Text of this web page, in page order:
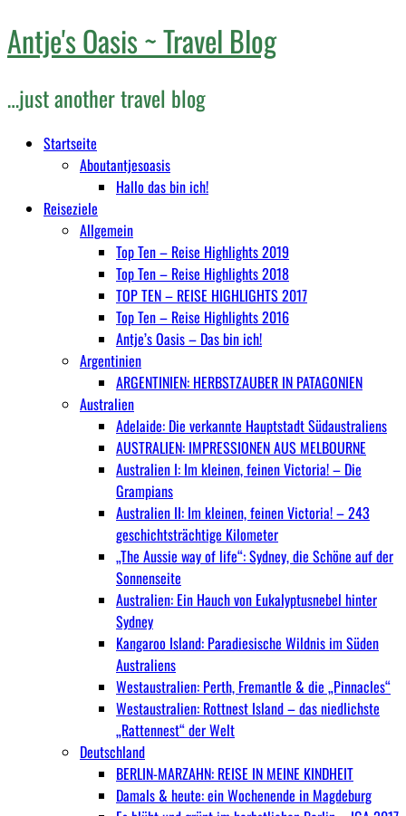
Antje's Oasis ~ Travel Blog
…just another travel blog
Menü
Zum
Startseite
Aboutantjesoasis
Hallo das bin ich!
Reiseziele
Allgemein
Top Ten – Reise Highlights 2019
Top Ten – Reise Highlights 2018
TOP TEN – REISE HIGHLIGHTS 2017
Top Ten – Reise Highlights 2016
Antje’s Oasis – Das bin ich!
Argentinien
ARGENTINIEN: HERBSTZAUBER IN PATAGONIEN
Australien
Adelaide: Die verkannte Hauptstadt Südaustraliens
AUSTRALIEN: IMPRESSIONEN AUS MELBOURNE
Australien I: Im kleinen, feinen Victoria! – Die
Grampians
Australien II: Im kleinen, feinen Victoria! – 243
geschichtsträchtige Kilometer
„The Aussie way of life“: Sydney, die Schöne auf der
Sonnenseite
Australien: Ein Hauch von Eukalyptusnebel hinter
Sydney
Kangaroo Island: Paradiesische Wildnis im Süden
Australiens
Westaustralien: Perth, Fremantle & die „Pinnacles“
Westaustralien: Rottnest Island – das niedlichste
„Rattennest“ der Welt
Deutschland
BERLIN-MARZAHN: REISE IN MEINE KINDHEIT
Damals & heute: ein Wochenende in Magdeburg